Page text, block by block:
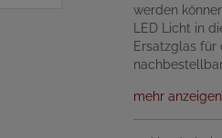
werden
LED Licht in
Ersatzglas für
mehr anzeigen